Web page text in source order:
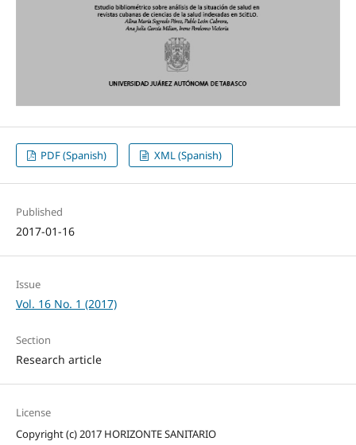
PDF (Spanish) XML (Spanish)
Published
2017-01-16
Issue
Vol. 16 No. 1 (2017)
Section
Research article
License
Copyright (c) 2017 HORIZONTE SANITARIO